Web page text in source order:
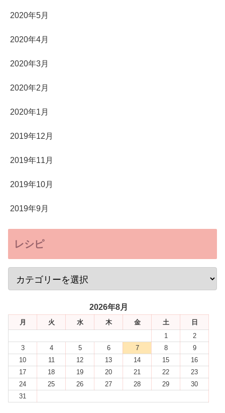
2020年5月
2020年4月
2020年3月
2020年2月
2020年1月
2019年12月
2019年11月
2019年10月
2019年9月
レシピ
2026年8月
月 火 水 木 金 土
日
1
2
3
4 5 6 7 8
9
10
11 12 13 14 15
16
17
18 19 20 21 22
23
24
25 26 27 28 29
30
31